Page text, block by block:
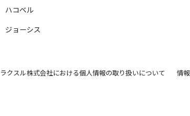
ハコベル
ジョーシス
ラクスル株式会社における個人情報の取り扱いについて
情